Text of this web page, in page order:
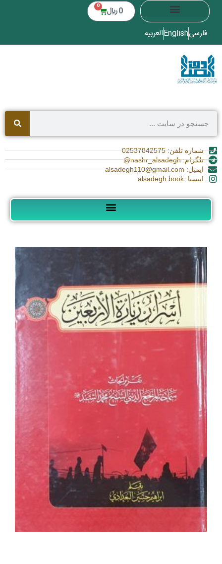
0 ﷼ 0
فارسیEnglishالعربیه
شماره تلفن: 02537842575
تلگرام: nashr_alsadegh@
ایمیل: alsadegh110@gmail.com
اینستا: alsadegh.book